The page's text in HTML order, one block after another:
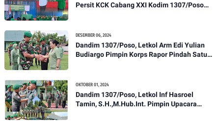
Persit KCK Cabang XXI Kodim 1307/Poso
DESEMBER 06, 2024
Dandim 1307/Poso, Letkol Arm Edi Yulian
Budiargo Pimpin Korps Rapor Pindah Satuan
OKTOBER 01, 2024
Dandim 1307/Poso, Letkol Inf Hasroel
Tamin, S.H.,M.Hub.Int. Pimpin Upacara